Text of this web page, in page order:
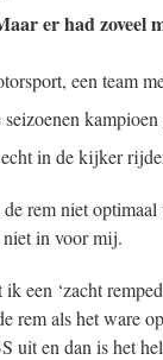
er had zoveel
een team
in de kijker
rem niet
niet in voor mij.
ik een ‘zacht
rem als het ware
uit en dan is het